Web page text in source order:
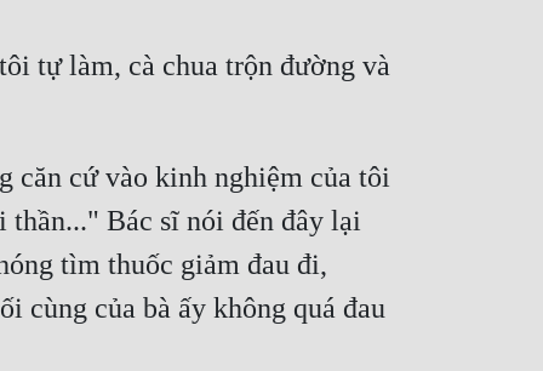
tự làm, cà chua trộn đường và
căn cứ vào kinh nghiệm của tôi
thần..." Bác sĩ nói đến đây lại
tìm thuốc giảm đau đi,
cùng của bà ấy không quá đau